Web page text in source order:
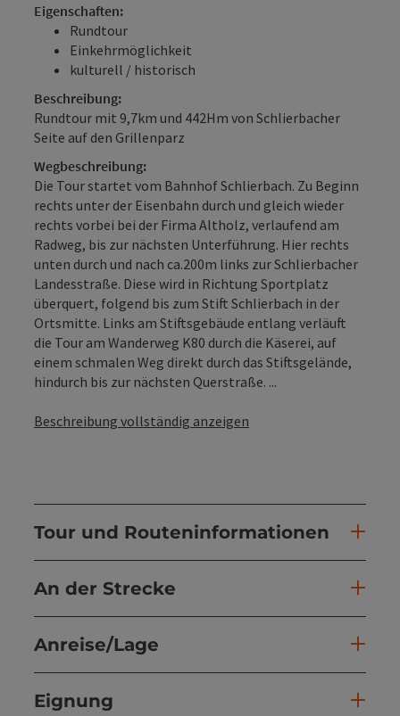
Eigenschaften:
Rundtour
Einkehrmöglichkeit
kulturell / historisch
Beschreibung:
Rundtour mit 9,7km und 442Hm von Schlierbacher
Seite auf den Grillenparz
Wegbeschreibung:
Die Tour startet vom Bahnhof Schlierbach. Zu Beginn
rechts unter der Eisenbahn durch und gleich wieder
rechts vorbei bei der Firma Altholz, verlaufend am
Radweg, bis zur nächsten Unterführung. Hier rechts
unten durch und nach ca.200m links zur Schlierbacher
Landesstraße. Diese wird in Richtung Sportplatz
überquert, folgend bis zum Stift Schlierbach in der
Ortsmitte. Links am Stiftsgebäude entlang verläuft
die Tour am Wanderweg K80 durch die Käserei, auf
einem schmalen Weg direkt durch das Stiftsgelände,
hindurch bis zur nächsten Querstraße. ...
Beschreibung vollständig anzeigen
Tour und Routeninformationen
An der Strecke
Anreise/Lage
Eignung